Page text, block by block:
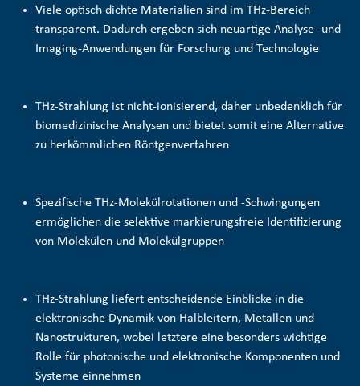
Viele optisch dichte Materialien sind im THz-Bereich
transparent. Dadurch ergeben sich neuartige Analyse- und
Imaging-Anwendungen für Forschung und Technologie
THz-Strahlung ist nicht-ionisierend, daher unbedenklich für
biomedizinische Analysen und bietet somit eine Alternative
zu herkömmlichen Röntgenverfahren
Spezifische THz-Molekülrotationen und -Schwingungen
ermöglichen die selektive markierungsfreie Identifizierung
von Molekülen und Molekülgruppen
THz-Strahlung liefert entscheidende Einblicke in die
elektronische Dynamik von Halbleitern, Metallen und
Nanostrukturen, wobei letztere eine besonders wichtige
Rolle für photonische und elektronische Komponenten und
Systeme einnehmen